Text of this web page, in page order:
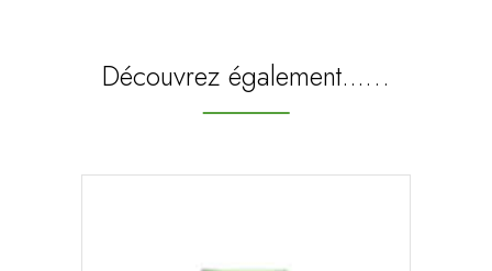
Découvrez également...…